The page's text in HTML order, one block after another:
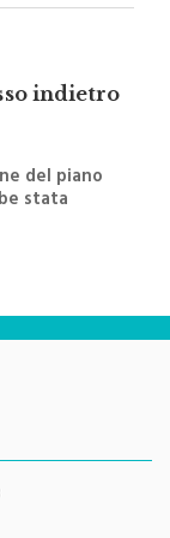
indietro
del piano
stata